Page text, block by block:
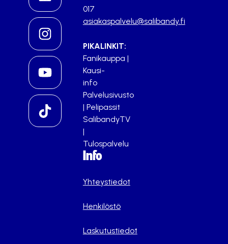
017
asiakaspalvelu@salibandy.fi
PIKALINKIT:
Fanikauppa |
Kausi-
info
Palvelusivusto
| Pelipassit
SalibandyTV
|
Tulospalvelu
Info
Yhteystiedot
Henkilöstö
Laskutustiedot